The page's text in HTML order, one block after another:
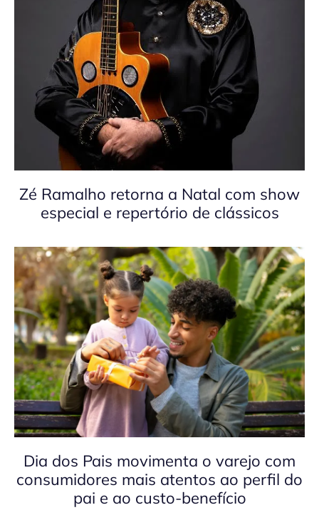
Zé Ramalho retorna a Natal com show
especial e repertório de clássicos
Dia dos Pais movimenta o varejo com
consumidores mais atentos ao perfil do
pai e ao custo-benefício